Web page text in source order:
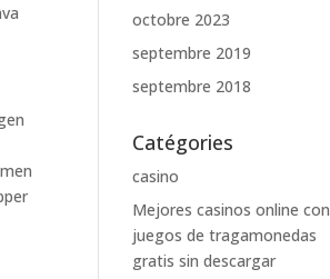
octobre 2023
septembre 2019
septembre 2018
Catégories
casino
Mejores casinos online con
juegos de tragamonedas
gratis sin descargar